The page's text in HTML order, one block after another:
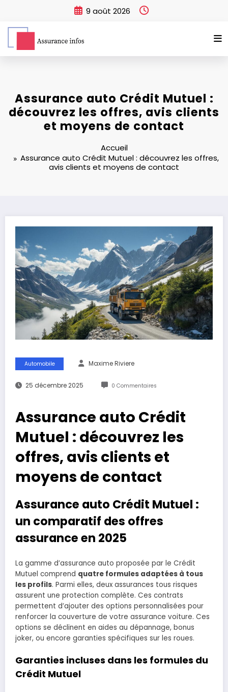
9 août 2026
Assurance auto Crédit Mutuel :
découvrez les offres, avis clients
et moyens de contact
Accueil
Assurance auto Crédit Mutuel : découvrez les offres,
avis clients et moyens de contact
Automobile Maxime Riviere
25 décembre 2025 0 Commentaires
Assurance auto Crédit
Mutuel : découvrez les
offres, avis clients et
moyens de contact
Assurance auto Crédit Mutuel :
un comparatif des offres
assurance en 2025
La gamme d’assurance auto proposée par le Crédit
Mutuel comprend quatre formules adaptées à tous
les profils. Parmi elles, deux assurances tous risques
assurent une protection complète. Ces contrats
permettent d’ajouter des options personnalisées pour
renforcer la couverture de votre assurance voiture. Ces
options se déclinent en aides au dépannage, bonus
joker, ou encore garanties spécifiques sur les roues.
Garanties incluses dans les formules du
Crédit Mutuel